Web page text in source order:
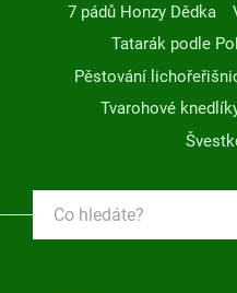
7 pádů Honzy Dědka
Tatarák podle
Pěstování
Tvarohové